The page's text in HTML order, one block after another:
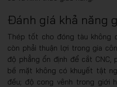
Đánh giá khả năng
Thép tốt cho đóng tàu không
còn phải thuận lợi trong gia
độ phẳng ổn định để cắt CNC,
bề mặt không có khuyết tật
đều; độ cong vênh trong giới